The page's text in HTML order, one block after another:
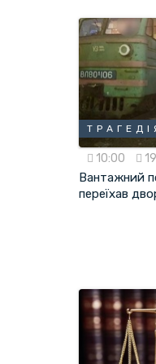
10:00
Вантажний
переїхав